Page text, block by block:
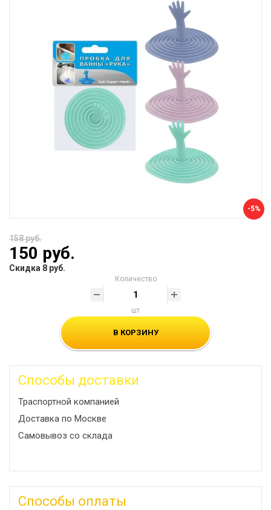
-5%
158 руб.
150 руб.
Скидка 8 руб.
Количество
шт
В КОРЗИНУ
Способы доставки
Траспортной компанией
Доставка по Москве
Самовывоз со склада
Способы оплаты